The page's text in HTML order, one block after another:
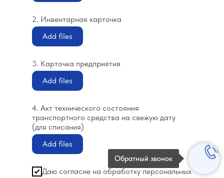
Обратный звонок
2. Инвентарная карточка
Add files
3. Карточка предприятия
Add files
4. Акт технического состояния
транспортного средства на свежую дату
(для списания)
Add files
Даю согласие на обработку персональных